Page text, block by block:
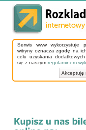
Serwis www wykorzystuje
witryny oznacza zgodę na
celu uzyskania
się z naszym regulaminem
Akceptuję